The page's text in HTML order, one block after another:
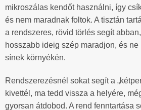
mikroszálas kendőt használni, így
és nem maradnak foltok. A tisztán
a rendszeres, rövid törlés segít
hosszabb ideig szép maradjon, és
sínek környékén.
Rendszerezésnél sokat segít a
kivettél, ma tedd vissza a helyére,
gyorsan átdobod. A rend fenntartása